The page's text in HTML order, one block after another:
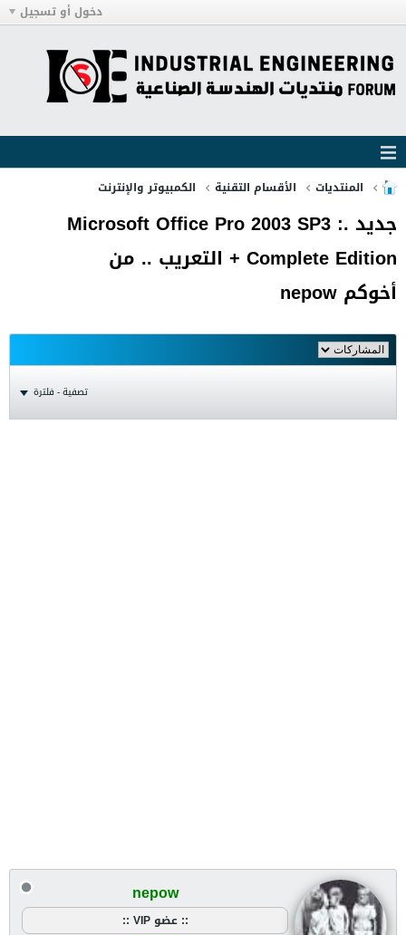
دخول أو تسجيل
المنتديات الأقسام التقنية الكمبيوتر والإنترنت
جديد .: Microsoft Office Pro 2003 SP3
Complete Edition + التعريب .. من
أخوكم nepow
تصفية - فلترة
nepow
:: عضو VIP ::